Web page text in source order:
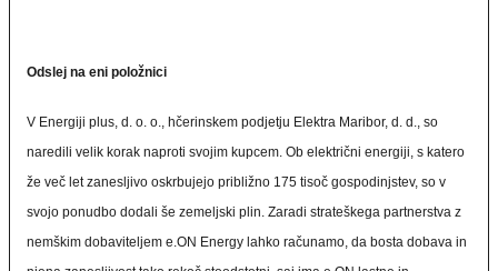
Odslej na eni položnici
V Energiji plus, d. o. o., hčerinskem podjetju Elektra Maribor, d. d., so
naredili velik korak naproti svojim kupcem. Ob električni energiji, s katero
že več let zanesljivo oskrbujejo približno 175 tisoč gospodinjstev, so v
svojo ponudbo dodali še zemeljski plin. Zaradi strateškega partnerstva z
nemškim dobaviteljem e.ON Energy lahko računamo, da bosta dobava in